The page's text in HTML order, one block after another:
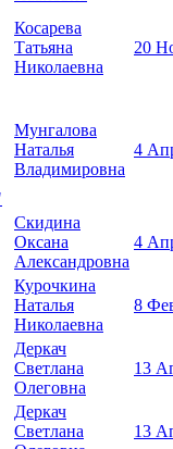
Косарева
Татьяна
Николаевна
20
Мунгалова
Наталья
Владимировна
4
Скидина
Оксана
Александровна
4
Курочкина
Наталья
Николаевна
8
Деркач
Светлана
Олеговна
13
Деркач
Светлана
13